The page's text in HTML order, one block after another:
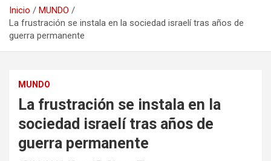
Inicio
MUNDO
La frustración se instala en la sociedad israelí tras años de
guerra permanente
MUNDO
La frustración se instala en la
sociedad israelí tras años de
guerra permanente